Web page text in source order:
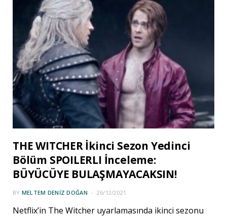
THE WITCHER İkinci Sezon Yedinci
Bölüm SPOILERLI İnceleme:
BÜYÜCÜYE BULAŞMAYACAKSIN!
BY MELTEM DENIZ DOĞAN 26/12/2021
Netflix’in The Witcher uyarlamasında ikinci sezonu